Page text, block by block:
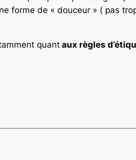
forme de « douceur » ( pas
quant aux règles